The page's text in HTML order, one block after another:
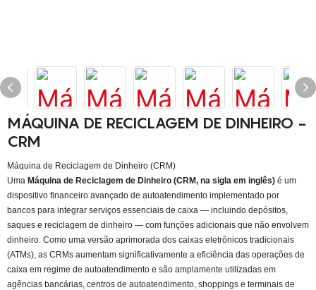
MÁQUINA DE RECICLAGEM DE DINHEIRO -
CRM
Máquina de Reciclagem de Dinheiro (CRM)
Uma Máquina de Reciclagem de Dinheiro (CRM, na sigla em inglês) é um
dispositivo financeiro avançado de autoatendimento implementado por
bancos para integrar serviços essenciais de caixa — incluindo depósitos,
saques e reciclagem de dinheiro — com funções adicionais que não envolvem
dinheiro. Como uma versão aprimorada dos caixas eletrônicos tradicionais
(ATMs), as CRMs aumentam significativamente a eficiência das operações de
caixa em regime de autoatendimento e são amplamente utilizadas em
agências bancárias, centros de autoatendimento, shoppings e terminais de